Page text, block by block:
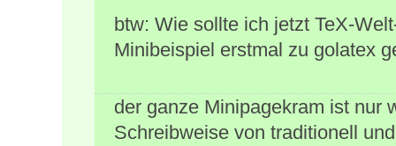
btw: Wie sollte ich jetzt TeX-
Minibeispiel erstmal zu golatex
der ganze Minipagekram ist nur
Schreibweise von traditionell